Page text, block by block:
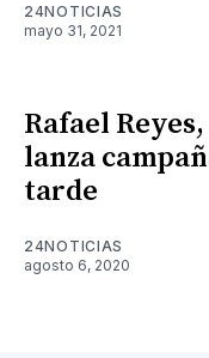
24NOTICIAS
mayo 31, 2021
Rafael
lanza
tarde
24NOTICIAS
agosto 6, 2020